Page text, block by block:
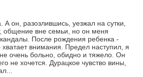
он, разозлившись, уезжал на сутки,
общение вне семьи, но он меня
После рождения ребенка -
внимания. Предел наступил, я
очень больно, обидно и тяжело. Он
не хочется. Дурацкое чувство вины,